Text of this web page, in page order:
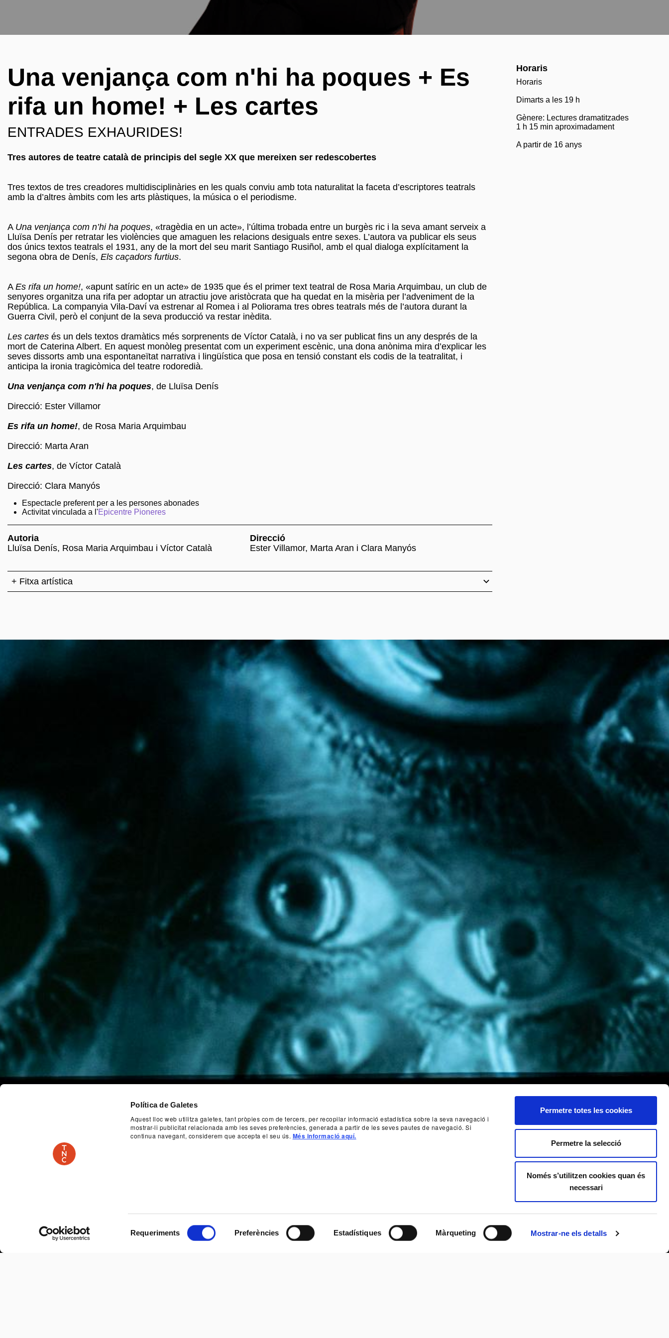
Política de Galetes
Aquest lloc web utilitza galetes, tant pròpies com de tercers, per recopilar informació estadística sobre la seva navegació i
mostrar-li publicitat relacionada amb les seves preferències, generada a partir de les seves pautes de navegació. Si
continua navegant, considerem que accepta el seu ús. Més informació aquí.
Requeriments Preferències Estadístiques Màrqueting Mostrar-ne els detalls
Permetre totes les cookies
Permetre la selecció
Només s’utilitzen cookies quan és
necessari
Una venjança com n'hi ha poques + Es
rifa un home! + Les cartes
ENTRADES EXHAURIDES!
Tres autores de teatre català de principis del segle XX que mereixen ser redescobertes
Tres textos de tres creadores multidisciplinàries en les quals conviu amb tota naturalitat la faceta d’escriptores teatrals
amb la d’altres àmbits com les arts plàstiques, la música o el periodisme.
A Una venjança com n’hi ha poques, «tragèdia en un acte», l’última trobada entre un burgès ric i la seva amant serveix a
Lluïsa Denís per retratar les violències que amaguen les relacions desiguals entre sexes. L’autora va publicar els seus
dos únics textos teatrals el 1931, any de la mort del seu marit Santiago Rusiñol, amb el qual dialoga explícitament la
segona obra de Denís, Els caçadors furtius.
A Es rifa un home!, «apunt satíric en un acte» de 1935 que és el primer text teatral de Rosa Maria Arquimbau, un club de
senyores organitza una rifa per adoptar un atractiu jove aristòcrata que ha quedat en la misèria per l’adveniment de la
República. La companyia Vila-Daví va estrenar al Romea i al Poliorama tres obres teatrals més de l’autora durant la
Guerra Civil, però el conjunt de la seva producció va restar inèdita.
Les cartes és un dels textos dramàtics més sorprenents de Víctor Català, i no va ser publicat fins un any després de la
mort de Caterina Albert. En aquest monòleg presentat com un experiment escènic, una dona anònima mira d’explicar les
seves dissorts amb una espontaneïtat narrativa i lingüística que posa en tensió constant els codis de la teatralitat, i
anticipa la ironia tragicòmica del teatre rodoredià.
Una venjança com n'hi ha poques, de Lluïsa Denís
Direcció: Ester Villamor
Es rifa un home!, de Rosa Maria Arquimbau
Direcció: Marta Aran
Les cartes, de Víctor Català
Direcció: Clara Manyós
Espectacle preferent per a les persones abonades
Activitat vinculada a l'Epicentre Pioneres
Autoria
Lluïsa Denís, Rosa Maria Arquimbau i Víctor Català
Direcció
Ester Villamor, Marta Aran i Clara Manyós
+ Fitxa artística
Horaris
Horaris
Dimarts a les 19 h
Gènere: Lectures dramatitzades
1 h 15 min aproximadament
A partir de 16 anys